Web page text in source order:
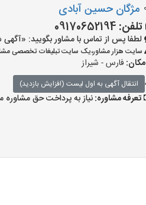
مژگان حسین آبادی
تلفن: 09170652194
لطفا پس از تماس با مشاور بگویید: «آگهی شما را
سایت هزار مشاور،یک سایت تبلیغات تخصصی
مکان: فارس - شیراز
انتقال آگهی به اول لیست (افزایش بازدید)
تعرفه مشاوره:نیاز به پرداخت حق